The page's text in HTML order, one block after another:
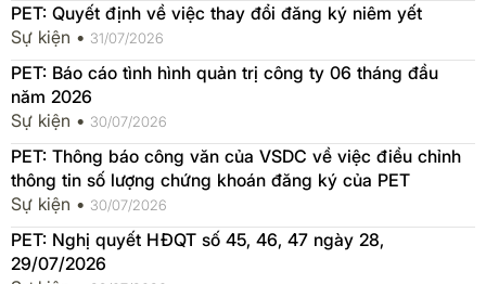
PET: Quyết định về việc thay đổi đăng ký niêm yết
Sự kiện • 31/07/2026
PET: Báo cáo tình hình quản trị công ty 06 tháng đầu
năm 2026
Sự kiện • 30/07/2026
PET: Thông báo công văn của VSDC về việc điều chỉnh
thông tin số lượng chứng khoán đăng ký của PET
Sự kiện • 30/07/2026
PET: Nghị quyết HĐQT số 45, 46, 47 ngày 28,
29/07/2026